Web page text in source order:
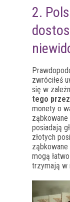
2.
zwróciłeś
się w
tego
monety o
ząbkowane
posiadają
złotych
mogą
trzymają w